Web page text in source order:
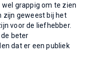
grappig om te zien
zijn geweest bij het
voor de liefhebber.
beter
dat er een publiek